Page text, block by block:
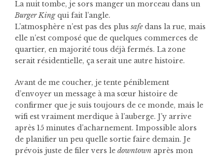
La nuit tombe, je sors manger un morceau dans un
Burger Kingqui fait l’angle.
L’atmosphère n’est pas des plus safedans la rue, mais
elle n’est composé que de quelques commerces de
quartier, en majorité tous déjà fermés. La zone
serait résidentielle, ça serait une autre histoire.
Avant de me coucher, je tente péniblement
d’envoyer un message à ma sœur histoire de
confirmer que je suis toujours de ce monde, mais le
wifi est vraiment merdique à l’auberge. J’y arrive
après 15 minutes d’acharnement. Impossible alors
de planifier un peu quelle sortie faire demain. Je
prévois juste de filer vers le downtown après mon